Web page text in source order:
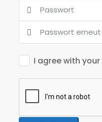
I agree with your